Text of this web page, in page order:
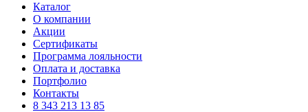
Каталог
О компании
Акции
Сертификаты
Программа лояльности
Оплата и доставка
Портфолио
Контакты
8 343 213 13 85